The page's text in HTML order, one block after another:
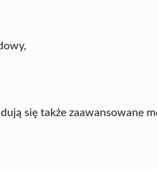
się także zaawansowane